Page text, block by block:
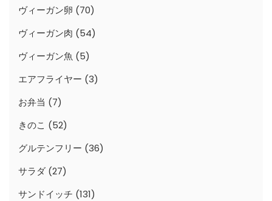
ヴィーガン卵 (70)
ヴィーガン肉 (54)
ヴィーガン魚 (5)
エアフライヤー (3)
お弁当 (7)
きのこ (52)
グルテンフリー (36)
サラダ (27)
サンドイッチ (131)